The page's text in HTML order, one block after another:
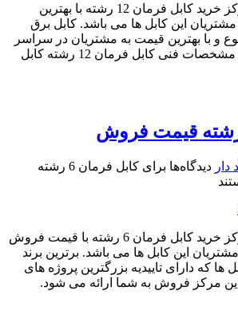
مجموعه آراد کابل، مرکز خرید کابل فرمان 12 رشته با بهترین
مشتریان این کابل ها می باشد. کابل برق
و با بهترین قیمت به مشتریان در سراسر
ایران عرضه می شود. مشخصات فنی کابل فرمان 12 رشته کابل
دار دیدگاه‌ها
برای کابل فرمان 6 رشته
مجموعه آراد کابل، مرکز خرید کابل فرمان 6 رشته با قیمت فروش
این کابل ها می باشد. برترین برند
ها که دارای تاییدیه بزرگترین پروژه های
مرکز فروش به شما ارائه می شود.